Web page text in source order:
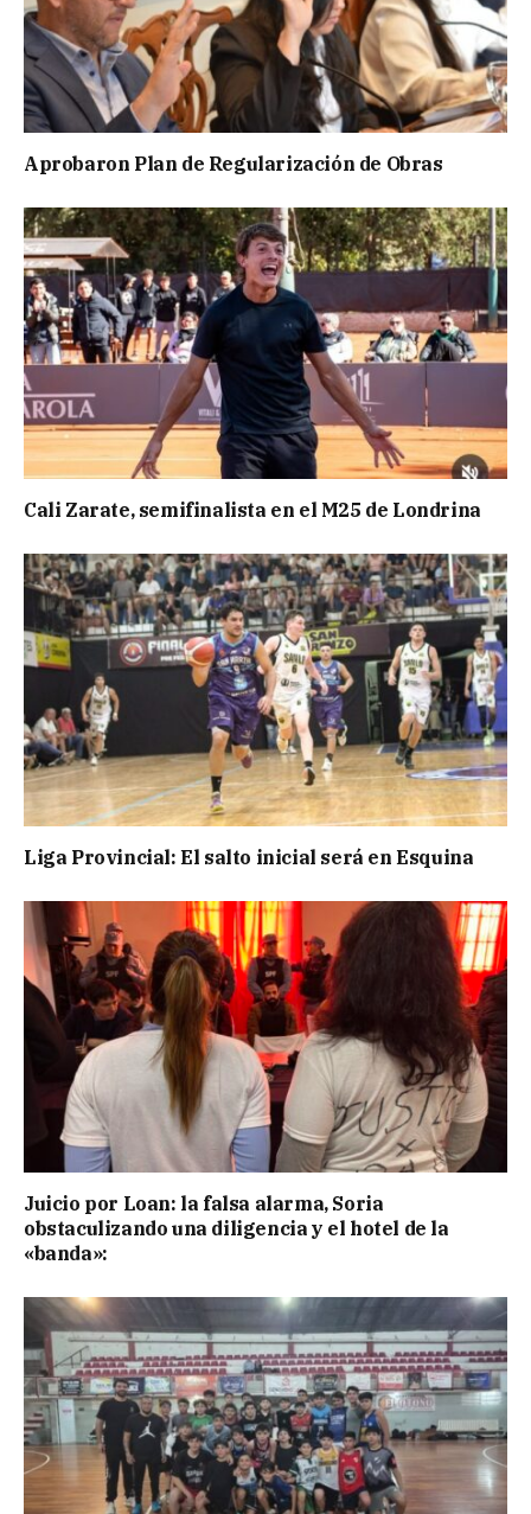
Aprobaron Plan de Regularización de Obras
Cali Zarate, semifinalista en el M25 de Londrina
Liga Provincial: El salto inicial será en Esquina
Juicio por Loan: la falsa alarma, Soria
obstaculizando una diligencia y el hotel de la
«banda»: